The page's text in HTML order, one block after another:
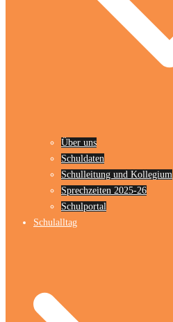
Über uns
Schuldaten
Schulleitung und Kollegium
Sprechzeiten 2025-26
Schulportal
Schulalltag